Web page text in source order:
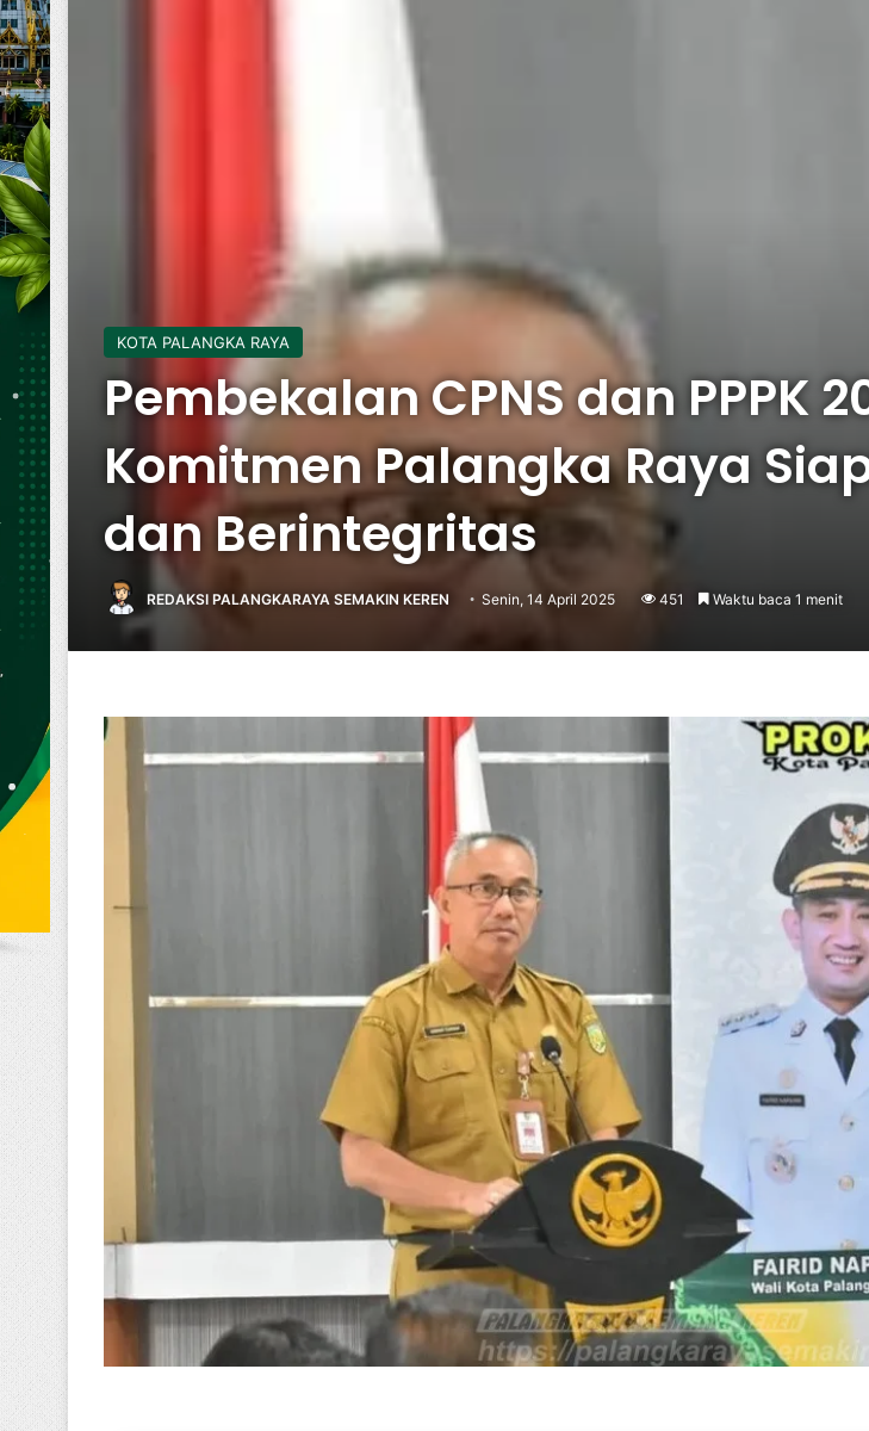
KOTA PALANGKA RAYA
Pembekalan CPNS dan PPPK
Komitmen Palangka Raya
dan Berintegritas
REDAKSI PALANGKARAYA SEMAKIN KEREN Senin, 14 April 2025 451 Waktu baca 1 menit